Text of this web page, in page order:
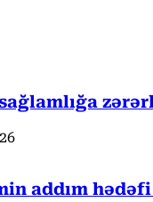
addım